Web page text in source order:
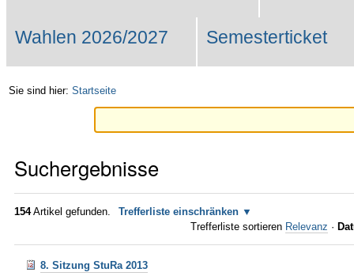
Wahlen 2026/2027 Semesterticket
Sie sind hier: Startseite
Suchergebnisse
154Artikel gefunden.
Trefferliste einschränken
Trefferliste sortieren Relevanz ·
8. Sitzung StuRa 2013